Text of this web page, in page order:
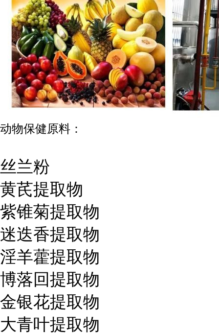
动物保健原料：
丝兰粉
黄芪提取物
紫锥菊提取物
迷迭香提取物
淫羊藿提取物
博落回提取物
金银花提取物
大青叶提取物